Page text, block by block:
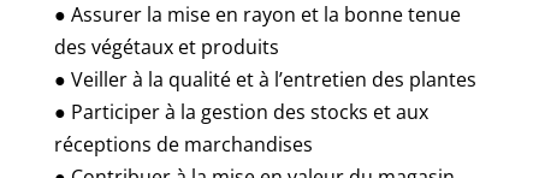
● Assurer la mise en rayon et la bonne tenue
des végétaux et produits
● Veiller à la qualité et à l’entretien des plantes
● Participer à la gestion des stocks et aux
réceptions de marchandises